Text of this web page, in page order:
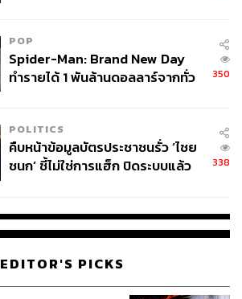
POP
Spider-Man: Brand New Day
ทำรายได้ 1 พันล้านดอลลาร์จากทั่ว
350
POLITICS
คืบหน้าข้อมูลบัตรประชาชนรั่ว ‘ไชย
ชนก’ ชี้ไม่ใช่การแฮ็ก ปิดระบบแล้ว
338
EDITOR'S PICKS